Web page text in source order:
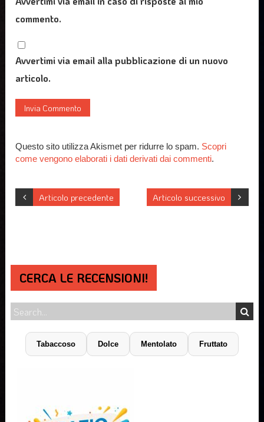
commento.
Avvertimi via email alla pubblicazione di un nuovo
articolo.
Questo sito utilizza Akismet per ridurre lo spam. Scopri
come vengono elaborati i dati derivati dai commenti.
Articolo successivo
Articolo precedente
CERCA LE RECENSIONI!
Tabaccoso Dolce Mentolato Fruttato